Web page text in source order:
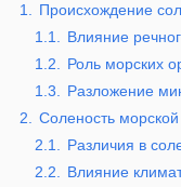
1.
Происхождение
1.1.
Влияние
1.2.
Роль морских
1.3.
Разложение
2.
Соленость
2.1.
Различия в
2.2.
Влияние